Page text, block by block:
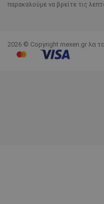
παρακαλούμε να βρείτε τις
2026 © Copyright mexen.gr λα